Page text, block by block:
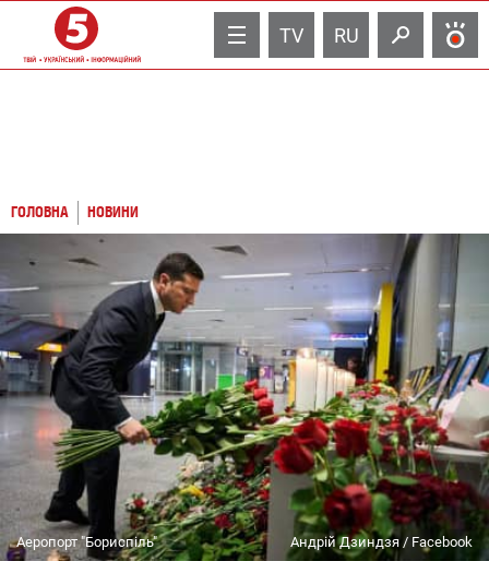
TV RU
ГОЛОВНА НОВИНИ
Аеропорт "Бориспіль" Андрій Дзиндзя / Facebook